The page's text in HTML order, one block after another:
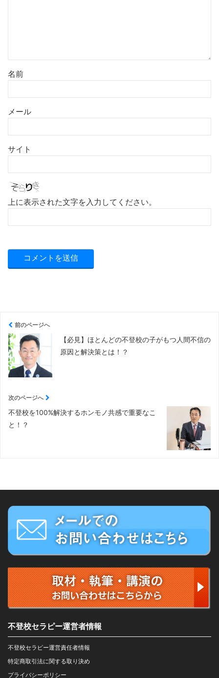
名前
メール
サイト
上に表示された文字を入力してください。
前のページへ
【必見】ほとんどの不登校の子がもつ人間不信の
原因と解決策とは！？
次のページへ
不登校を100%解決するホンモノ共感で重要なこ
と！？
不登校セラピー運営者情報
不登校セラピー運営責任者情報
特定商取引法に関する取り決め
プライバシーポリシー